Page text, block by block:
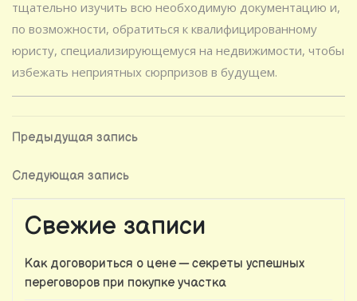
тщательно изучить всю необходимую документацию и,
по возможности, обратиться к квалифицированному
юристу, специализирующемуся на недвижимости, чтобы
избежать неприятных сюрпризов в будущем.
Навигация
по
записям
Предыдущая
Предыдущая запись
Следующая
Следующая запись
Свежие записи
Как договориться о цене — секреты успешных
переговоров при покупке участка